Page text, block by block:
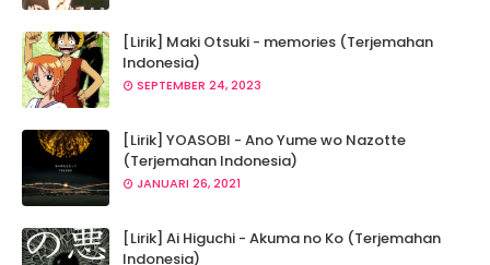
[Lirik] Maki Otsuki - memories (Terjemahan
Indonesia)
SEPTEMBER 24, 2023
[Lirik] YOASOBI - Ano Yume wo Nazotte
(Terjemahan Indonesia)
JANUARI 26, 2021
[Lirik] Ai Higuchi - Akuma no Ko (Terjemahan
Indonesia)